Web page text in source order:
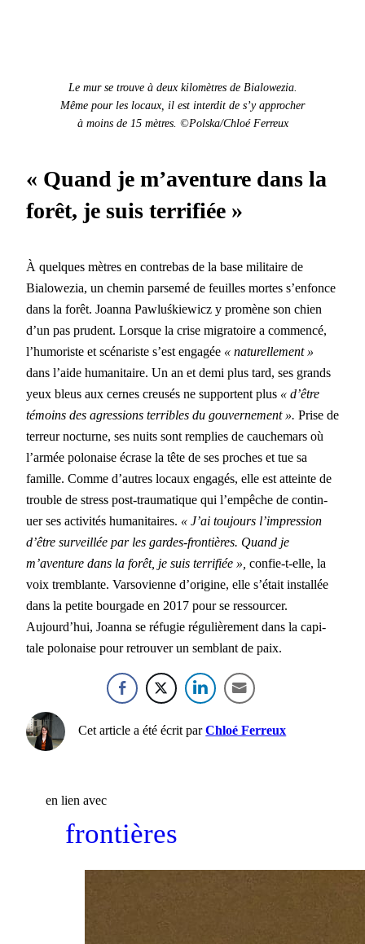
Le mur se trou­ve à deux kilo­mètres de Bialowezia.
Même pour les locaux, il est inter­dit de s’y approcher
à moins de 15 mètres. ©Polska/Chloé Fer­reux
« Quand je m’aventure dans la
forêt, je suis terrifiée »
À quelques mètres en con­tre­bas de la base mil­i­taire de
Bialowezia, un chemin parsemé de feuilles mortes s’enfonce
dans la forêt. Joan­na Pawluśkiewicz y promène son chien
d’un pas pru­dent. Lorsque la crise migra­toire a com­mencé,
l’humoriste et scé­nar­iste s’est engagée « naturelle­ment »
dans l’aide human­i­taire. Un an et demi plus tard, ses grands
yeux bleus aux cernes creusés ne sup­por­t­ent plus « d’être
témoins des agres­sions ter­ri­bles du gou­verne­ment ». Prise de
ter­reur noc­turne, ses nuits sont rem­plies de cauchemars où
l’armée polon­aise écrase la tête de ses proches et tue sa
famille. Comme d’autres locaux engagés, elle est atteinte de
trou­ble de stress post-trau­ma­tique qui l’empêche de con­tin­
uer ses activ­ités human­i­taires. « J’ai tou­jours l’impression
d’être sur­veil­lée par les gardes-fron­tières. Quand je
m’aventure dans la forêt, je suis ter­ri­fiée », con­fie-t-elle, la
voix trem­blante. Varso­vi­enne d’origine, elle s’était instal­lée
dans la petite bour­gade en 2017 pour se ressourcer.
Aujourd’hui, Joan­na se réfugie régulière­ment dans la cap­i­
tale polon­aise pour retrou­ver un sem­blant de paix.
Cet article a été écrit parChloé Ferreux
en lien avec
frontières